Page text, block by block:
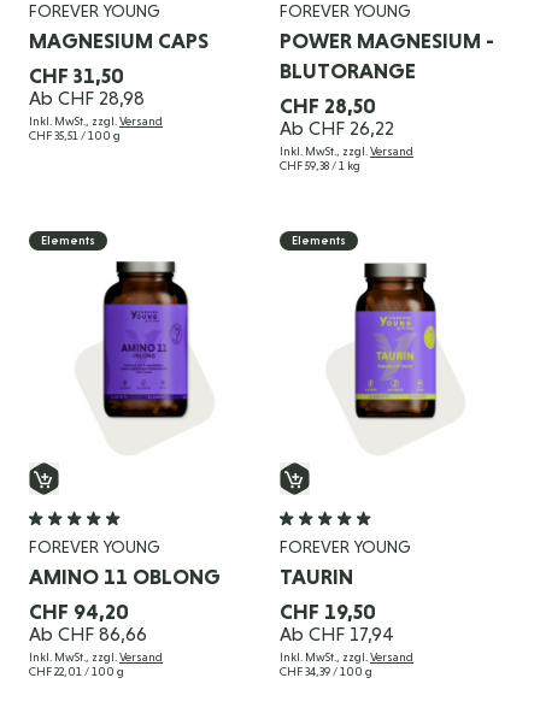
FOREVER YOUNG
MAGNESIUM CAPS
CHF 31,50
Ab CHF 28,98
Inkl. MwSt., zzgl. Versand
CHF 35,51 / 100 g
FOREVER YOUNG
POWER MAGNESIUM -
BLUTORANGE
CHF 28,50
Ab CHF 26,22
Inkl. MwSt., zzgl. Versand
CHF 59,38 / 1 kg
FOREVER YOUNG
AMINO 11 OBLONG
CHF 94,20
Ab CHF 86,66
Inkl. MwSt., zzgl. Versand
CHF 22,01 / 100 g
Elements
FOREVER YOUNG
TAURIN
CHF 19,50
Ab CHF 17,94
Inkl. MwSt., zzgl. Versand
CHF 34,39 / 100 g
Elements